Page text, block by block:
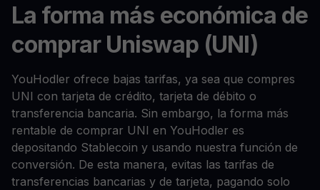
La forma más económica de
comprar Uniswap (UNI)
YouHodler ofrece bajas tarifas, ya sea que compres
UNI con tarjeta de crédito, tarjeta de débito o
transferencia bancaria. Sin embargo, la forma más
rentable de comprar UNI en YouHodler es
depositando Stablecoin y usando nuestra función de
conversión. De esta manera, evitas las tarifas de
transferencias bancarias y de tarjeta, pagando solo